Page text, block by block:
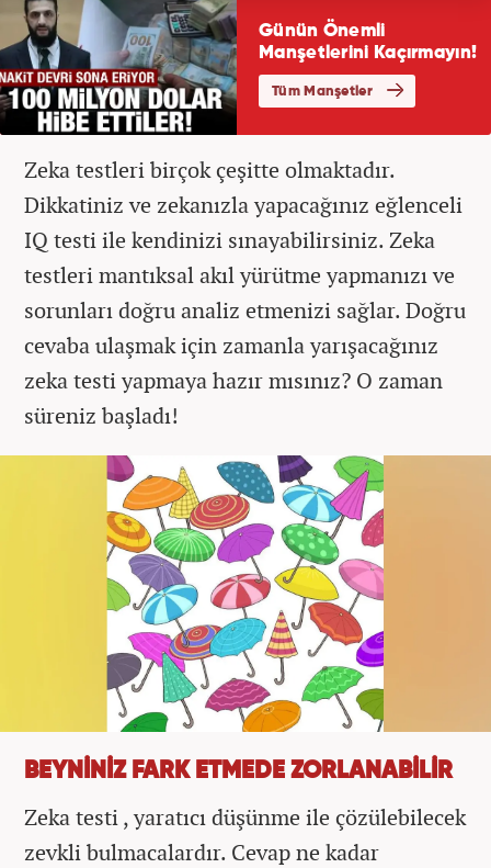
Zeka testleri birçok çeşitte olmaktadır.
Dikkatiniz ve zekanızla yapacağınız eğlenceli
IQ testi ile kendinizi sınayabilirsiniz. Zeka
testleri mantıksal akıl yürütme yapmanızı ve
sorunları doğru analiz etmenizi sağlar. Doğru
cevaba ulaşmak için zamanla yarışacağınız
zeka testi yapmaya hazır mısınız? O zaman
süreniz başladı!
BEYNİNİZ FARK ETMEDE ZORLANABİLİR
Zeka testi , yaratıcı düşünme ile çözülebilecek
zevkli bulmacalardır. Cevap ne kadar